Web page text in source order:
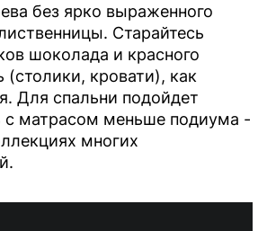
без ярко выраженного
Старайтесь
шоколада и красного
кровати), как
Для спальни подойдет
с матрасом меньше подиума -
многих